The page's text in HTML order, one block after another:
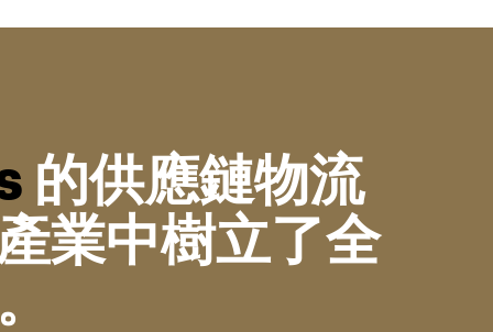
的供應鏈物流
業中樹立了全